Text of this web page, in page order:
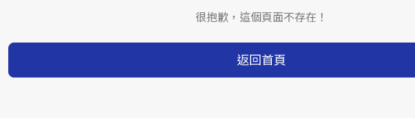
很抱歉，這個頁面不存在！
返回首頁